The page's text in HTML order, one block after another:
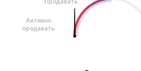
Активно
продавать